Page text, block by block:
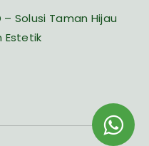
Solusi Taman Hijau
Estetik